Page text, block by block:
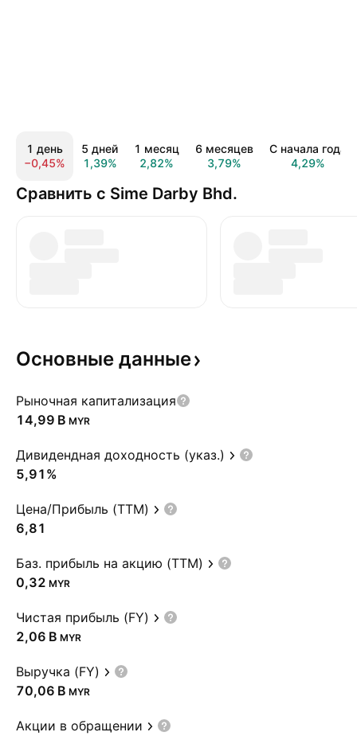
1 день
−0,45%
5 дней
1,39%
1 месяц
2,82%
6 месяцев
3,79%
С начала года
4,29%
Сравнить с Sime Darby Bhd.
Основные данные
Рыночная капитализация
‪14,99 B‬ MYR
Дивидендная доходность (указ.)
5,91%
Цена/Прибыль (TTM)
6,81
Баз. прибыль на акцию (TTM)
0,32 MYR
Чистая прибыль (FY)
‪2,06 B‬ MYR
Выручка (FY)
‪70,06 B‬ MYR
Акции в обращении